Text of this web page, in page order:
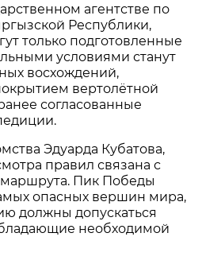
агентстве по
Республики,
только подготовленные
условиями станут
восхождений,
вертолётной
согласованные
Эдуарда Кубатова,
правил связана с
Пик Победы
опасных вершин мира,
должны допускаться
необходимой